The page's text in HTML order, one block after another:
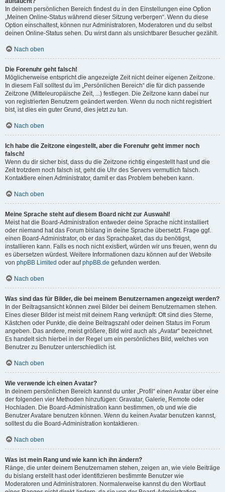
In deinem persönlichen Bereich findest du in den Einstellungen eine Option
„Meinen Online-Status während dieser Sitzung verbergen“. Wenn du diese
Option einschaltest, können nur Administratoren, Moderatoren und du selbst
deinen Online-Status sehen. Du wirst dann als unsichtbarer Besucher gezählt.
Nach oben
Die Forenuhr geht falsch!
Möglicherweise entspricht die angezeigte Zeit nicht deiner eigenen Zeitzone.
In diesem Fall solltest du im „Persönlichen Bereich“ die für dich passende
Zeitzone (Mitteleuropäische Zeit, ...) festlegen. Die Zeitzone kann dabei nur
von registrierten Benutzern geändert werden. Wenn du noch nicht registriert
bist, ist dies ein guter Grund, dies jetzt zu tun.
Nach oben
Ich habe die Zeitzone eingestellt, aber die Forenuhr geht immer noch
falsch!
Wenn du dir sicher bist, dass du die Zeitzone richtig eingestellt hast und die
Zeit trotzdem noch falsch ist, geht die Uhr des Servers vermutlich falsch.
Kontaktiere einen Administrator, damit er das Problem beheben kann.
Nach oben
Meine Sprache steht auf diesem Board nicht zur Auswahl!
Meist hat die Board-Administration entweder deine Sprache nicht installiert
oder niemand hat das Forum bislang in deine Sprache übersetzt. Frage ggf.
einen Board-Administrator, ob er das Sprachpaket, das du benötigst,
installieren kann. Falls es noch nicht existiert, würden wir uns freuen, wenn du
es übersetzen würdest. Weitere Informationen dazu können auf der Website
von phpBB Limited oder aufphpBB.de gefunden werden.
Nach oben
Was sind das für Bilder, die bei meinem Benutzernamen angezeigt werden?
In der Beitragsansicht können zwei Bilder bei deinem Benutzernamen stehen.
Eines dieser Bilder ist meist mit deinem Rang verknüpft: Oft sind dies Sterne,
Kästchen oder Punkte, die deine Beitragszahl oder deinen Status im Forum
angeben. Das andere, meist größere, Bild wird auch als „Avatar“ bezeichnet.
Es handelt sich hierbei in der Regel um ein persönliches Bild, welches von
Benutzer zu Benutzer unterschiedlich ist.
Nach oben
Wie verwende ich einen Avatar?
In deinem persönlichen Bereich kannst du unter „Profil“ einen Avatar über eine
der folgenden vier Methoden hinzufügen: Gravatar, Galerie, Remote oder
Hochladen. Die Board-Administration kann bestimmen, ob und wie die
Benutzer Avatare benutzen können. Wenn du keinen Avatar benutzen kannst,
solltest du die Board-Administration kontaktieren.
Nach oben
Was ist mein Rang und wie kann ich ihn ändern?
Ränge, die unter deinem Benutzernamen stehen, zeigen an, wie viele Beiträge
du bislang erstellt hast oder identifizieren bestimmte Benutzer wie
Moderatoren und Administratoren. Normalerweise kannst du den Wortlaut